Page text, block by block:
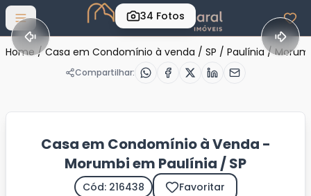
Abrir menu
34 Fotos
Home / Casa em Condomínio à venda / SP / Paulínia /
Compartilhar:
Casa em Condomínio à Venda -
Morumbi em Paulínia / SP
Cód: 216438 Favoritar